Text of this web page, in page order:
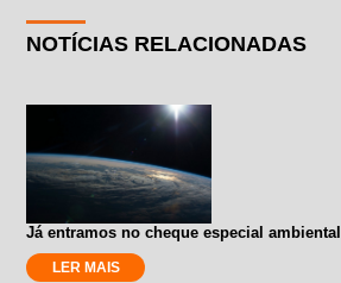
NOTÍCIAS RELACIONADAS
Já entramos no cheque especial ambiental
LER MAIS